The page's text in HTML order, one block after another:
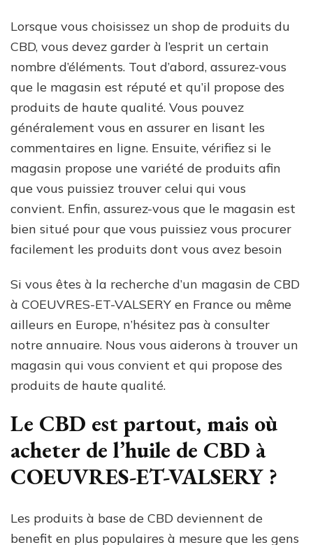
Lorsque vous choisissez un shop de produits du
CBD, vous devez garder à l’esprit un certain
nombre d’éléments. Tout d’abord, assurez-vous
que le magasin est réputé et qu’il propose des
produits de haute qualité. Vous pouvez
généralement vous en assurer en lisant les
commentaires en ligne. Ensuite, vérifiez si le
magasin propose une variété de produits afin
que vous puissiez trouver celui qui vous
convient. Enfin, assurez-vous que le magasin est
bien situé pour que vous puissiez vous procurer
facilement les produits dont vous avez besoin
Si vous êtes à la recherche d’un magasin de CBD
à COEUVRES-ET-VALSERY en France ou même
ailleurs en Europe, n’hésitez pas à consulter
notre annuaire. Nous vous aiderons à trouver un
magasin qui vous convient et qui propose des
produits de haute qualité.
Le CBD est partout, mais où
acheter de l’huile de CBD à
COEUVRES-ET-VALSERY ?
Les produits à base de CBD deviennent de
benefit en plus populaires à mesure que les gens